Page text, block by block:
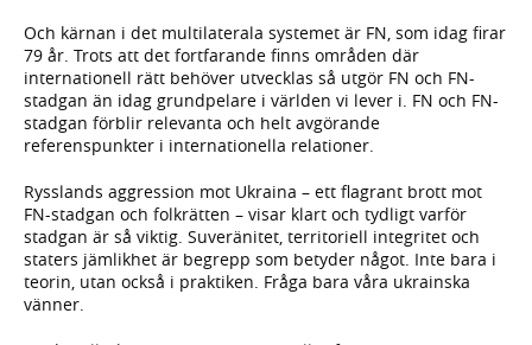
Och kärnan i det multilaterala systemet är FN, som idag firar
79 år. Trots att det fortfarande finns områden där
internationell rätt behöver utvecklas så utgör FN och FN-
stadgan än idag grundpelare i världen vi lever i. FN och FN-
stadgan förblir relevanta och helt avgörande
referenspunkter i internationella relationer.
Rysslands aggression mot Ukraina – ett flagrant brott mot
FN-stadgan och folkrätten – visar klart och tydligt varför
stadgan är så viktig. Suveränitet, territoriell integritet och
staters jämlikhet är begrepp som betyder något. Inte bara i
teorin, utan också i praktiken. Fråga bara våra ukrainska
vänner.